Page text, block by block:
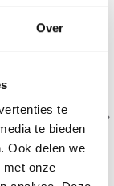
Over
te
te bieden
Ook delen we
met onze